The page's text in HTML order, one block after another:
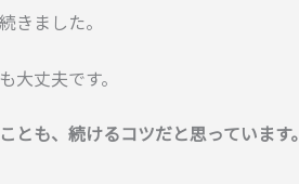
きました。
大丈夫です。
とも、続けるコツだと思っています。